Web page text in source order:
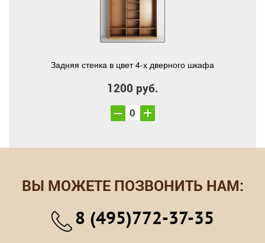
Задняя стенка в цвет 4-х дверного шкафа
1200 руб.
ВЫ МОЖЕТЕ ПОЗВОНИТЬ НАМ:
8 (495)772-37-35